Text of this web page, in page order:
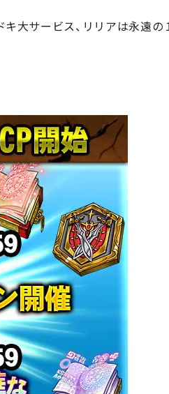
大サービス、リリアは永遠の